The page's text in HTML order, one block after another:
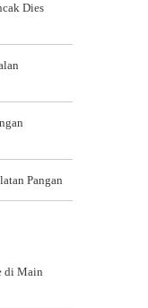
Dies
Pangan
di Main